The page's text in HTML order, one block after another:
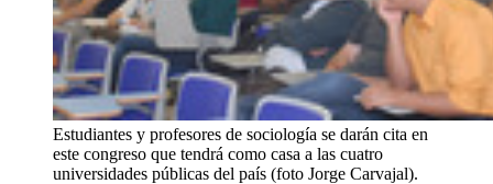
Estudiantes y profesores de sociología se darán cita en
este congreso que tendrá como casa a las cuatro
universidades públicas del país (foto Jorge Carvajal).